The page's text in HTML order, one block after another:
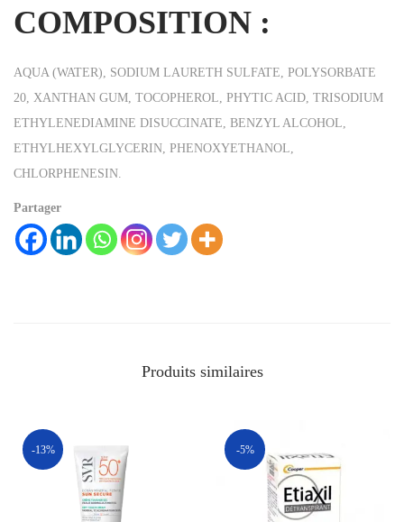
COMPOSITION :
AQUA (WATER), SODIUM LAURETH SULFATE, POLYSORBATE
20, XANTHAN GUM, TOCOPHEROL, PHYTIC ACID, TRISODIUM
ETHYLENEDIAMINE DISUCCINATE, BENZYL ALCOHOL,
ETHYLHEXYLGLYCERIN, PHENOXYETHANOL,
CHLORPHENESIN.
Partager
Produits similaires
-13% -5%